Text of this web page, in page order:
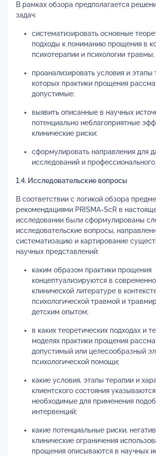
В рамках обзора предполагается
задач:
систематизировать основные
подходы к пониманию прощения в
психотерапии и психологии травмы;
проанализировать условия и этапы
которых практики прощения
допустимые;
выявить описанные в научных
потенциально неблагоприятные
клинические риски;
сформулировать направления для
исследований и
1.4. Исследовательские вопросы
В соответствии с логикой обзора
рекомендациями PRISMA-ScR в
исследовании были сформулированы
исследовательские вопросы,
систематизацию и картирование
научных представлений:
каким образом практики прощения
концептуализируются в
клинической литературе в
психологической травмой и
детским опытом;
в каких теоретических подходах и
моделях практики прощения
допустимый или целесообразный
психологической помощи;
какие условия, этапы терапии и
клиентского состояния
необходимые для применения
интервенций;
какие потенциальные риски,
клинические ограничения
прощения описываются в научных